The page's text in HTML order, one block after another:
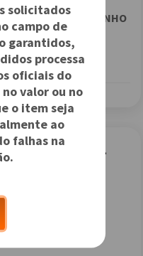
KIT IMÃ DALLEZINHO
COPA
R$ 16,00
- 16 Fatias +
solicitados
campo de
garantidos,
processa
oficiais do
valor ou no
o item seja
ao
falhas na